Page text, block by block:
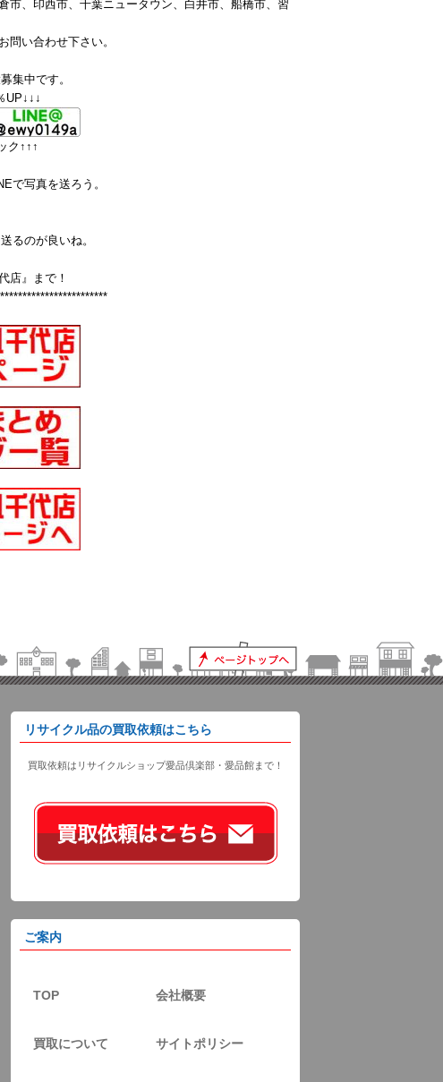
市、印西市、千葉ニュータウン、白井市、船橋市、習
問い合わせ下さい。
集中です。
UP↓↓↓
ク↑↑↑
で写真を送ろう。
るのが良いね。
店』まで！
リサイクル品の買取依頼はこちら
買取依頼はリサイクルショップ愛品倶楽部・愛品館まで！
ご案内
TOP 会社概要
買取について サイトポリシー